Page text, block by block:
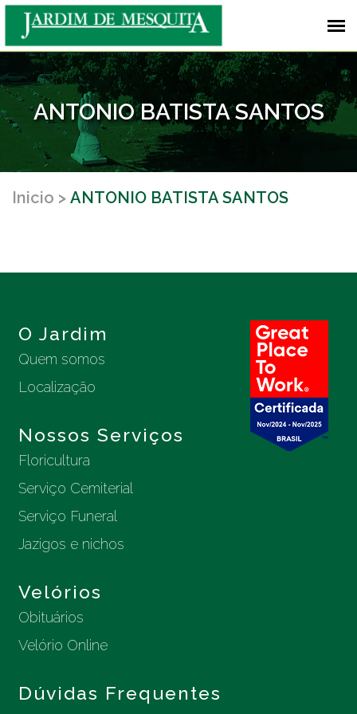
ANTONIO BATISTA SANTOS
Inicio ANTONIO BATISTA SANTOS
O Jardim
Quem somos
Localização
Nossos Serviços
Floricultura
Serviço Cemiterial
Serviço Funeral
Jazigos e nichos
Velórios
Obituários
Velório Online
Dúvidas Frequentes